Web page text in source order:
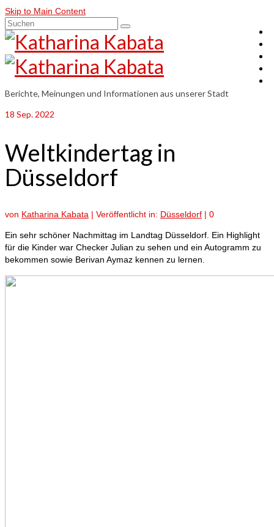
Skip to Main Content
Suchen
nach:
Berichte, Meinungen und Informationen aus unserer Stadt
18 Sep. 2022
Weltkindertag in
Düsseldorf
von Katharina Kabata | Veröffentlicht in: Düsseldorf | 0
Ein sehr schöner Nachmittag im Landtag Düsseldorf. Ein Highlight
für die Kinder war Checker Julian zu sehen und ein Autogramm zu
bekommen sowie Berivan Aymaz kennen zu lernen.